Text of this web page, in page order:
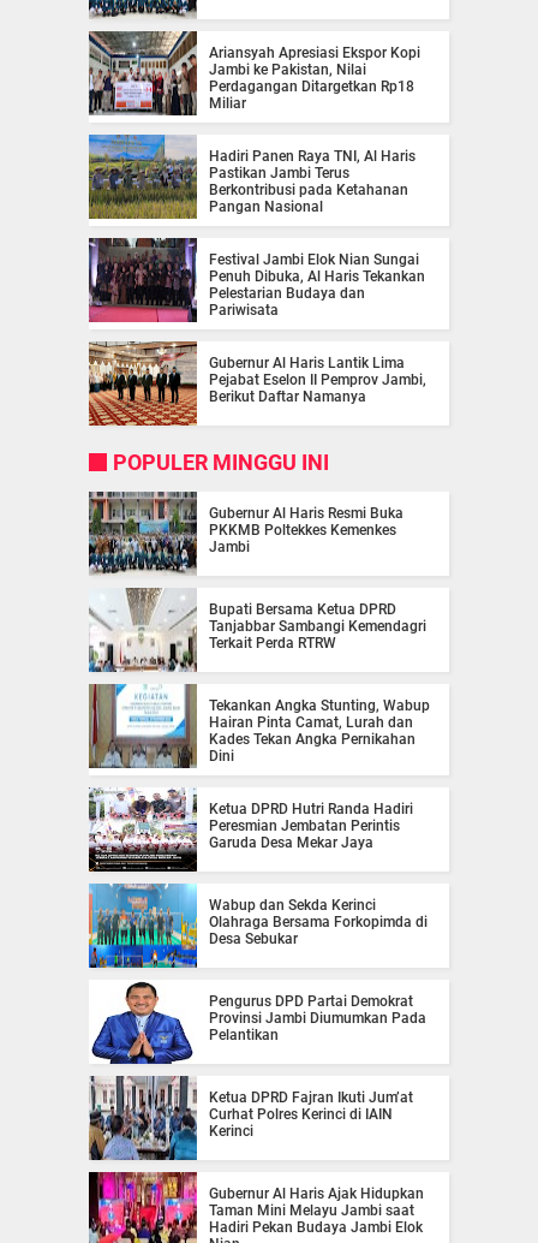
Ariansyah Apresiasi Ekspor Kopi
Jambi ke Pakistan, Nilai
Perdagangan Ditargetkan Rp18
Miliar
Hadiri Panen Raya TNI, Al Haris
Pastikan Jambi Terus
Berkontribusi pada Ketahanan
Pangan Nasional
Festival Jambi Elok Nian Sungai
Penuh Dibuka, Al Haris Tekankan
Pelestarian Budaya dan
Pariwisata
Gubernur Al Haris Lantik Lima
Pejabat Eselon II Pemprov Jambi,
Berikut Daftar Namanya
POPULER MINGGU INI
Gubernur Al Haris Resmi Buka
PKKMB Poltekkes Kemenkes
Jambi
Bupati Bersama Ketua DPRD
Tanjabbar Sambangi Kemendagri
Terkait Perda RTRW
Tekankan Angka Stunting, Wabup
Hairan Pinta Camat, Lurah dan
Kades Tekan Angka Pernikahan
Dini
Ketua DPRD Hutri Randa Hadiri
Peresmian Jembatan Perintis
Garuda Desa Mekar Jaya
Wabup dan Sekda Kerinci
Olahraga Bersama Forkopimda di
Desa Sebukar
Pengurus DPD Partai Demokrat
Provinsi Jambi Diumumkan Pada
Pelantikan
Ketua DPRD Fajran Ikuti Jum’at
Curhat Polres Kerinci di IAIN
Kerinci
Gubernur Al Haris Ajak Hidupkan
Taman Mini Melayu Jambi saat
Hadiri Pekan Budaya Jambi Elok